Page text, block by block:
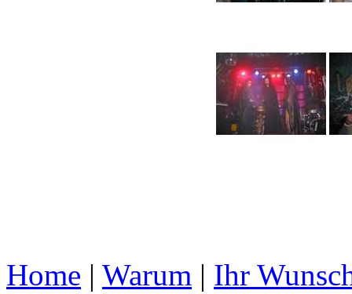
Home | Warum | Ihr